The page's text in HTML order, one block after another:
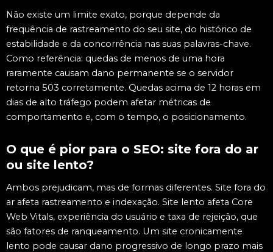
Não existe um limite exato, porque depende da
frequência de rastreamento do seu site, do histórico de
estabilidade e da concorrência nas suas palavras-chave.
Como referência: quedas de menos de uma hora
raramente causam dano permanente se o servidor
retorna 503 corretamente. Quedas acima de 12 horas em
dias de alto tráfego podem afetar métricas de
comportamento e, com o tempo, o posicionamento.
O que é pior para o SEO: site fora do ar
ou site lento?
Ambos prejudicam, mas de formas diferentes. Site fora do
ar afeta rastreamento e indexação. Site lento afeta Core
Web Vitals, experiência do usuário e taxa de rejeição, que
são fatores de ranqueamento. Um site cronicamente
lento pode causar dano progressivo de longo prazo mais